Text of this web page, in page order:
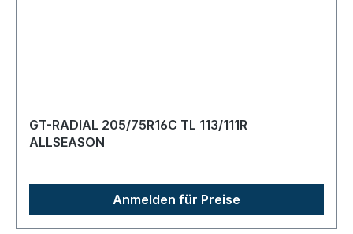
GT-RADIAL 205/75R16C TL 113/111R
ALLSEASON
Anmelden für Preise